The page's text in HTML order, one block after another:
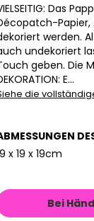
Das
Papier,
werden.
undekoriert
geben. Die
E...
die
x 19 x 19cm
Bei